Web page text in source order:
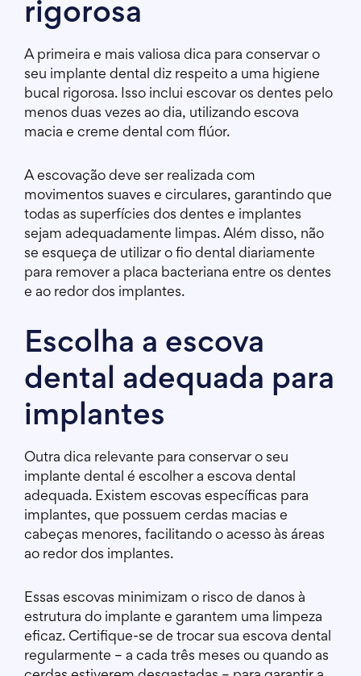
rigorosa
A primeira e mais valiosa dica para conservar o
seu implante dental diz respeito a uma higiene
bucal rigorosa. Isso inclui escovar os dentes pelo
menos duas vezes ao dia, utilizando escova
macia e creme dental com flúor.
A escovação deve ser realizada com
movimentos suaves e circulares, garantindo que
todas as superfícies dos dentes e implantes
sejam adequadamente limpas. Além disso, não
se esqueça de utilizar o fio dental diariamente
para remover a placa bacteriana entre os dentes
e ao redor dos implantes.
Escolha a escova
dental adequada para
implantes
Outra dica relevante para conservar o seu
implante dental é escolher a escova dental
adequada. Existem escovas específicas para
implantes, que possuem cerdas macias e
cabeças menores, facilitando o acesso às áreas
ao redor dos implantes.
Essas escovas minimizam o risco de danos à
estrutura do implante e garantem uma limpeza
eficaz. Certifique-se de trocar sua escova dental
regularmente – a cada três meses ou quando as